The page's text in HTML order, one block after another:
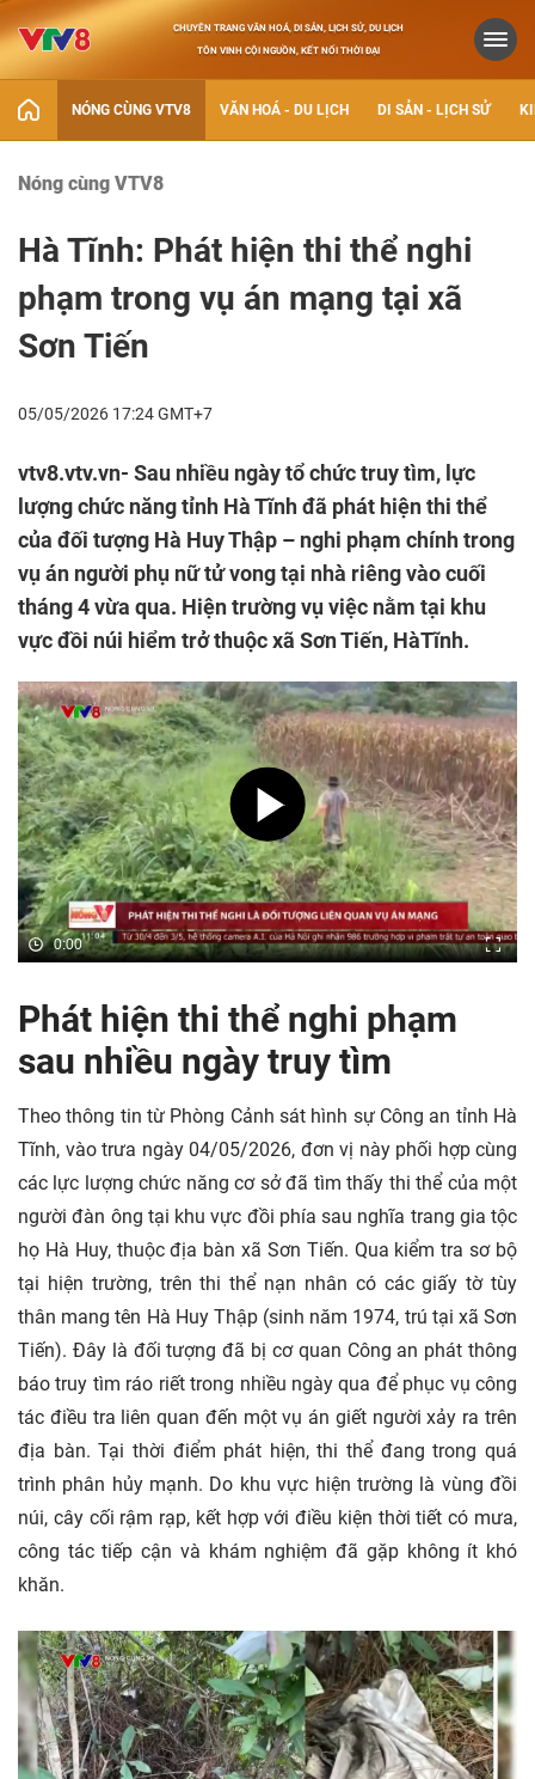
CHUYÊN TRANG VĂN HOÁ, DI SẢN, LỊCH SỬ, DU LỊCH
TÔN VINH CỘI NGUỒN, KẾT NỐI THỜI ĐẠI
NÓNG CÙNG VTV8 VĂN HOÁ - DU LỊCH DI SẢN - LỊCH SỬ
Nóng cùng VTV8
Hà Tĩnh: Phát hiện thi thể nghi
phạm trong vụ án mạng tại xã
Sơn Tiến
05/05/2026 17:24 GMT+7
vtv8.vtv.vn- Sau nhiều ngày tổ chức truy tìm, lực
lượng chức năng tỉnh Hà Tĩnh đã phát hiện thi thể
của đối tượng Hà Huy Thập – nghi phạm chính trong
vụ án người phụ nữ tử vong tại nhà riêng vào cuối
tháng 4 vừa qua. Hiện trường vụ việc nằm tại khu
vực đồi núi hiểm trở thuộc xã Sơn Tiến, HàTĩnh.
0:00
Phát hiện thi thể nghi phạm
sau nhiều ngày truy tìm
Theo thông tin từ Phòng Cảnh sát hình sự Công an tỉnh Hà
Tĩnh, vào trưa ngày 04/05/2026, đơn vị này phối hợp cùng
các lực lượng chức năng cơ sở đã tìm thấy thi thể của một
người đàn ông tại khu vực đồi phía sau nghĩa trang gia tộc
họ Hà Huy, thuộc địa bàn xã Sơn Tiến. Qua kiểm tra sơ bộ
tại hiện trường, trên thi thể nạn nhân có các giấy tờ tùy
thân mang tên Hà Huy Thập (sinh năm 1974, trú tại xã Sơn
Tiến). Đây là đối tượng đã bị cơ quan Công an phát thông
báo truy tìm ráo riết trong nhiều ngày qua để phục vụ công
tác điều tra liên quan đến một vụ án giết người xảy ra trên
địa bàn. Tại thời điểm phát hiện, thi thể đang trong quá
trình phân hủy mạnh. Do khu vực hiện trường là vùng đồi
núi, cây cối rậm rạp, kết hợp với điều kiện thời tiết có mưa,
công tác tiếp cận và khám nghiệm đã gặp không ít khó
khăn.